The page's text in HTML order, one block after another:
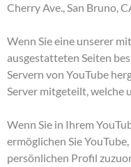
Cherry Ave., San Bruno,
Wenn Sie eine unserer
ausgestatteten Seiten
Servern von YouTube
Server mitgeteilt, welche
Wenn Sie in Ihrem
ermöglichen Sie
persönlichen Profil